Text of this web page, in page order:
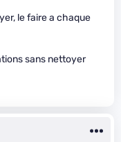
le faire a chaque
sans nettoyer